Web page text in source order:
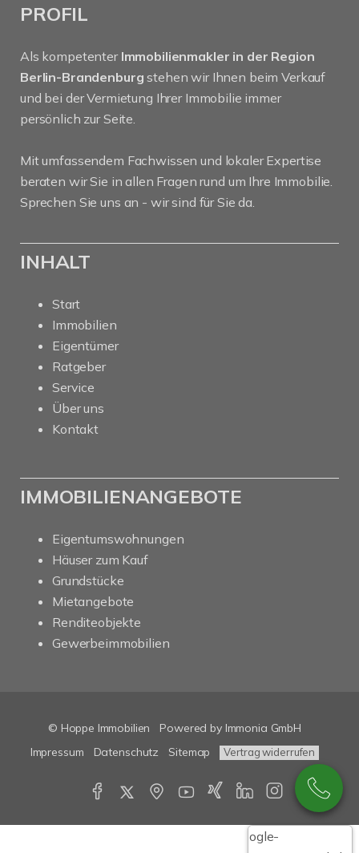
PROFIL
Als kompetenter Immobilienmakler in der Region
Berlin-Brandenburg stehen wir Ihnen beim Verkauf
und bei der Vermietung Ihrer Immobilie immer
persönlich zur Seite.
Mit umfassendem Fachwissen und lokaler Expertise
beraten wir Sie in allen Fragen rund um Ihre Immobilie.
Sprechen Sie uns an - wir sind für Sie da.
INHALT
Start
Immobilien
Eigentümer
Ratgeber
Service
Über uns
Kontakt
IMMOBILIENANGEBOTE
Eigentumswohnungen
Häuser zum Kauf
Grundstücke
Mietangebote
Renditeobjekte
Gewerbeimmobilien
© Hoppe Immobilien
Powered by Immonia GmbH
Impressum
Datenschutz Sitemap Vertrag widerrufen
Google-